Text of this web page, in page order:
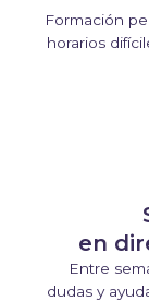
Formación
horarios
en
Entre
dudas y